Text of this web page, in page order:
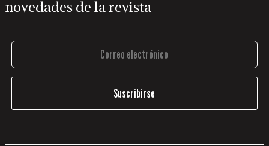
novedades de la revista